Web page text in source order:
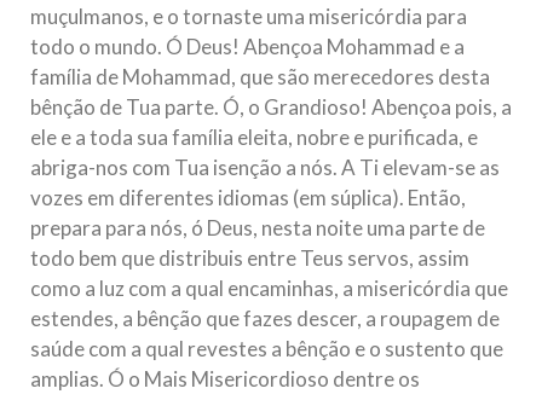
muçulmanos, e o tornaste uma misericórdia para
todo o mundo. Ó Deus! Abençoa Mohammad e a
família de Mohammad, que são merecedores desta
bênção de Tua parte. Ó, o Grandioso! Abençoa pois, a
ele e a toda sua família eleita, nobre e purificada, e
abriga-nos com Tua isenção a nós. A Ti elevam-se as
vozes em diferentes idiomas (em súplica). Então,
prepara para nós, ó Deus, nesta noite uma parte de
todo bem que distribuis entre Teus servos, assim
como a luz com a qual encaminhas, a misericórdia que
estendes, a bênção que fazes descer, a roupagem de
saúde com a qual revestes a bênção e o sustento que
amplias. Ó o Mais Misericordioso dentre os